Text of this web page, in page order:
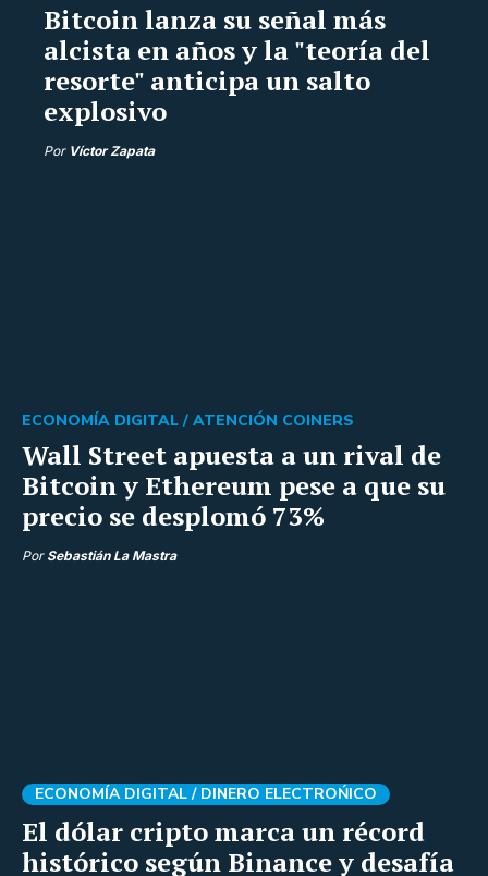
Bitcoin lanza su señal más
alcista en años y la "teoría del
resorte" anticipa un salto
explosivo
Por Víctor Zapata
Wall Street apuesta a un rival de
Bitcoin y Ethereum pese a que su
precio se desplomó 73%
ECONOMÍA DIGITAL / ATENCIÓN COINERS
Por Sebastián La Mastra
El dólar cripto marca un récord
histórico según Binance y desafía
ECONOMÍA DIGITAL / DINERO ELECTROŃICO